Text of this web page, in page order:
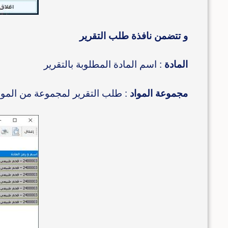
و تتضمن نافذة طلب التقرير
المادة : اسم المادة المطلوبة بالتقرير
مجموعة المواد : طلب التقرير لمجموعة من